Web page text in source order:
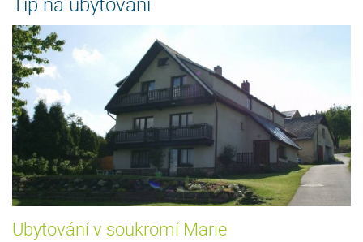
Ubytování v soukromí Marie